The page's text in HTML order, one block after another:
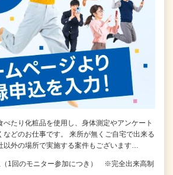
べたり化粧品を使用し、身体測定やアンケート
などのお仕事です。 来所が無くご自宅で出来る
以外の場所で実施する案件もございます…
1回のモニター参加につき） ※完全出来高制